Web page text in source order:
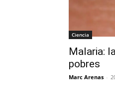
Ciencia
Malaria:
pobres
Marc Arenas -